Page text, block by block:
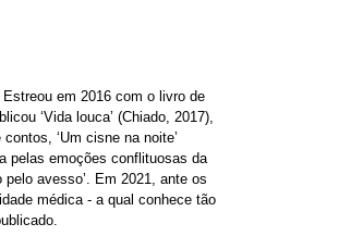
em 2016 com o livro de
‘Vida louca’ (Chiado, 2017),
‘Um cisne na noite’
pelas emoções conflituosas da
avesso’. Em 2021, ante os
médica - a qual conhece tão